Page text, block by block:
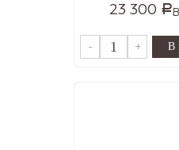
23 300 Р
- +